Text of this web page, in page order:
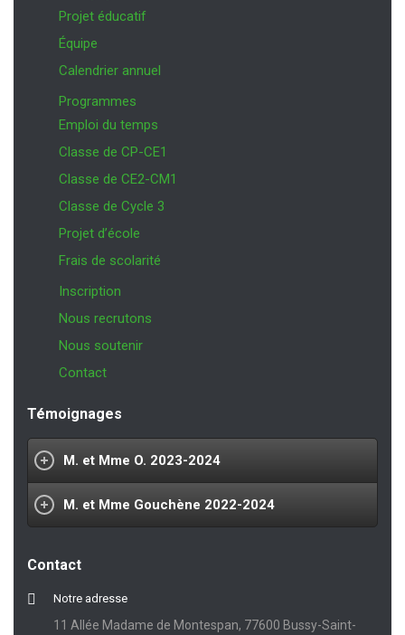
Projet éducatif
Équipe
Calendrier annuel
Programmes
Emploi du temps
Classe de CP-CE1
Classe de CE2-CM1
Classe de Cycle 3
Projet d’école
Frais de scolarité
Inscription
Nous recrutons
Nous soutenir
Contact
Témoignages
M. et Mme O. 2023-2024
M. et Mme Gouchène 2022-2024
Contact
Notre adresse
11 Allée Madame de Montespan, 77600 Bussy-Saint-